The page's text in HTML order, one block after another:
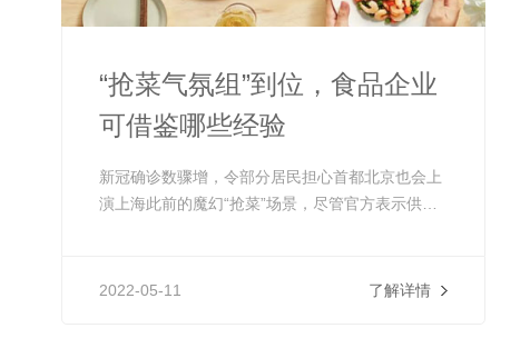
“抢菜气氛组”到位，食品企业
可借鉴哪些经验
新冠确诊数骤增，令部分居民担心首都北京也会上
演上海此前的魔幻“抢菜”场景，尽管官方表示供应
了解详情
2022-05-11